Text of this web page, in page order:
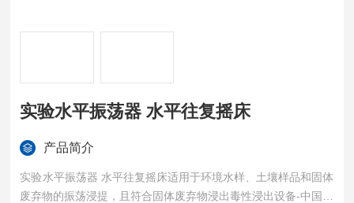
实验水平振荡器 水平往复摇床
产品简介
实验水平振荡器 水平往复摇床适用于环境水样、土壤样品和固体
废弃物的振荡浸提，且符合固体废弃物浸出毒性浸出设备-中国环